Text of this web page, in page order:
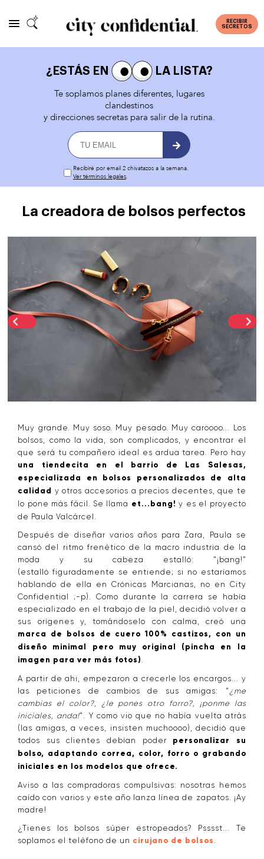
RECIBIR
SECRETOS
¿ESTÁS EN
LA LISTA?
Te soplamos planes diferentes, lugares
clandestinos
y direcciones secretas para salir de la rutina.
Recibiré por email 2 chivatazos a la semana.
Ver términos legales.
La creadora de bolsos perfectos
Muy grande. Muy soso. Muy pesado. Muy caroooo... Los
bolsos, como la vida, son complicados, y encontrar el
que será tu compañero ideal es ardua tarea. Pero hay
una tiendecita en el barrio de Las Salesas,
especializada en bolsos personalizados de alta
calidad y otros accesorios a precios decentes, que te
lo pone más fácil. Se llama et...bang! y es el proyecto
de Paula Valcárcel.
Después de diseñar varios años para Zara, Paula se
cansó del ritmo frenético de la macro industria de la
moda y su cabeza estalló: "¡bang!"
(estalló figuradamente se entiende; si no estaríamos
hablando de ella en Crónicas Marcianas, no en City
Confidential ;-p). Como durante la carrera se había
especializado en el trabajo de la piel, decidió volver a
sus orígenes y, tomándoselo con calma, creó una
marca de bolsos de cuero 100% castizos, con un
diseño minimal pero muy original (pincha en la
imagen para ver más fotos)
A partir de ahi, empezaron a crecerle los encargos... y
las peticiones de cambios de sus amigas: " ¿me
cambias el color?, ¿le pones otro forro?, ¡ponme las
iniciales, anda!". Y como vio que no había vuelta atrás
(las amigas, a veces, insisten muchoooo), decidió que
todos sus clientes debían poder personalizar su
bolso, adaptando correa, color, forro o grabando
iniciales en los modelos que ofrece.
Aviso a las compradoras compulsivas: nosotras hemos
caído con varios y este año lanza línea de zapatos. ¡Ay
madre!
¿Tienes los bolsos súper estropeados? Psssst... Te
soplamos el teléfono de un cirujano de bolsos